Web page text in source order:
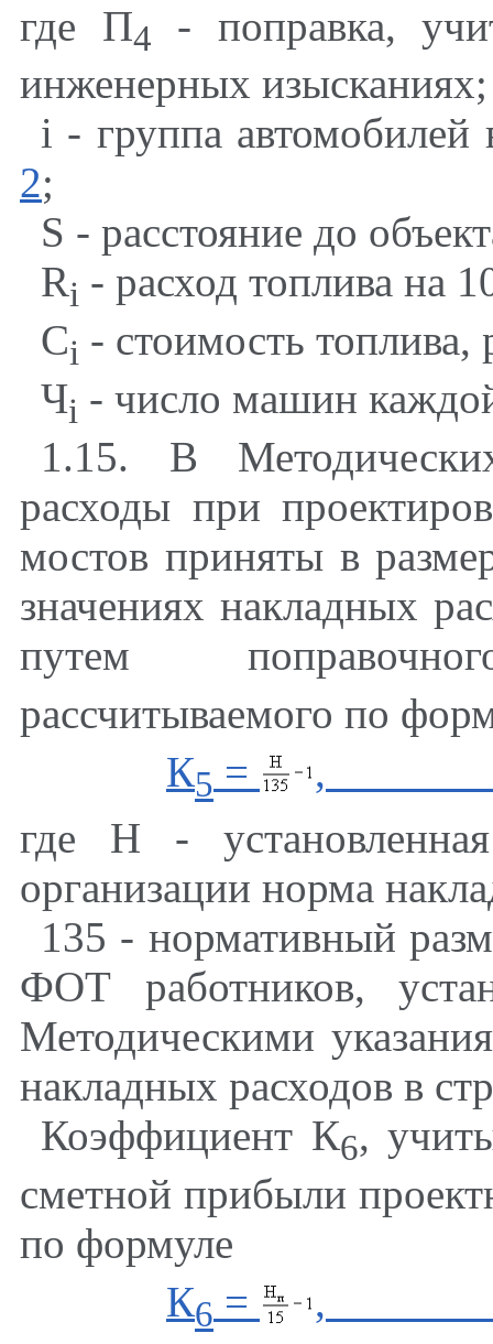
где П4
- поправка,
инженерных изысканиях;
i - группа автомобилей
2;
S - расстояние до
Ri - расход топлива на
Сi - стоимость топлива,
Чi - число машин
1.15. В
расходы при
мостов приняты в
значениях накладных
путем
рассчитываемого по
К5 =
,
где Н -
организации норма
135 - нормативный
ФОТ работников,
Методическими
накладных расходов в
Коэффициент К6,
сметной прибыли
по формуле
К6 =
,